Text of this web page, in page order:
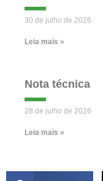
30 de julho de 2026
Leia mais »
Nota técnica
28 de julho de 2026
Leia mais »